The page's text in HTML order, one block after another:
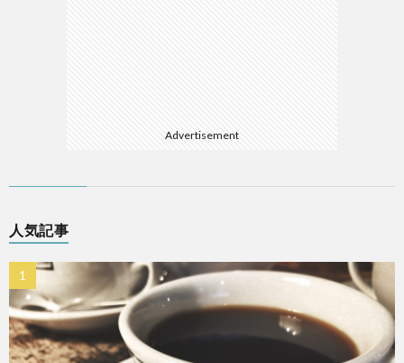
Advertisement
人気記事